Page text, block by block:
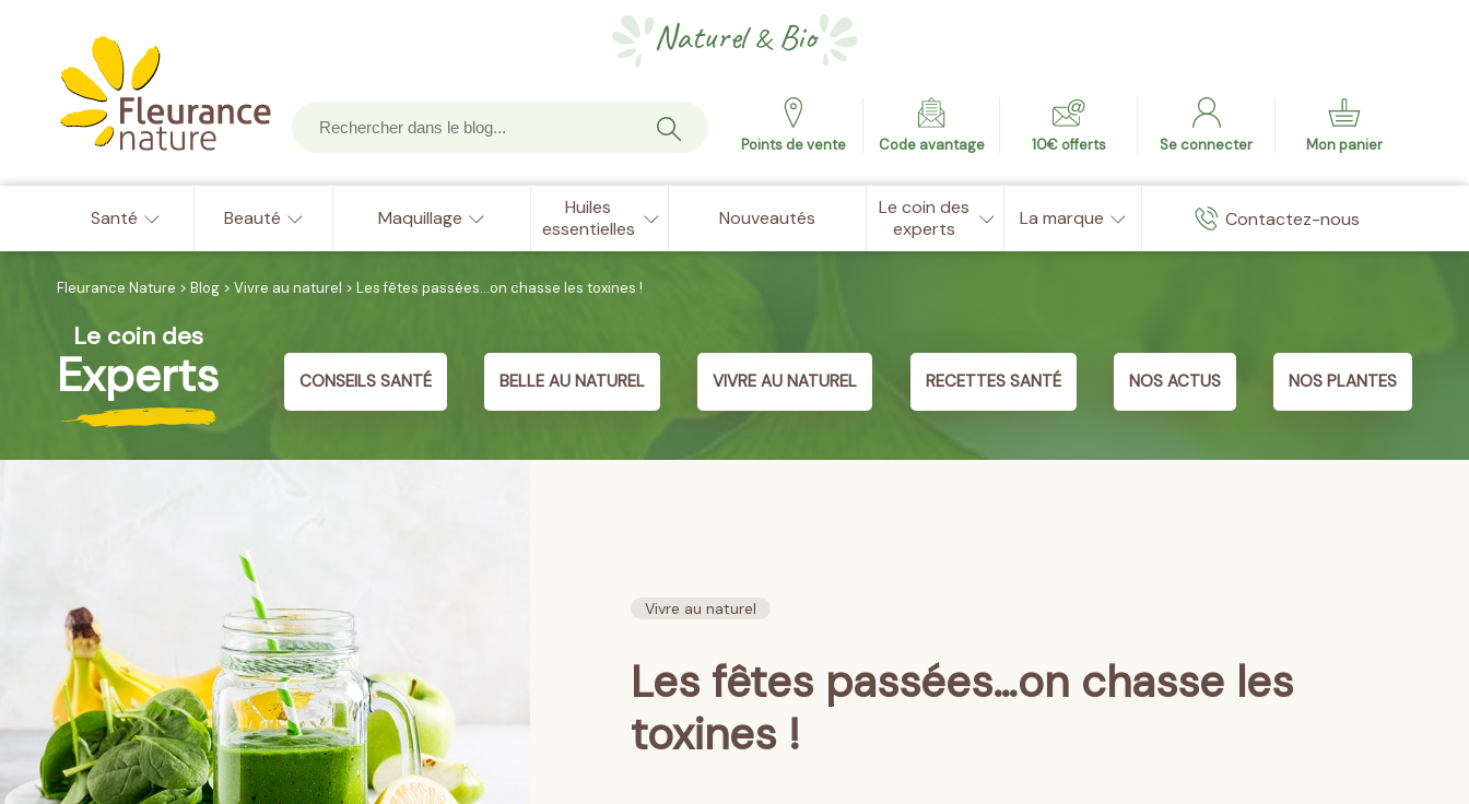
Naturel&Bio
Points de vente Code avantage 10€ offerts Se connecter Mon panier
Santé Beauté Maquillage
Huiles
essentielles
Nouveautés
Le coin des
experts
La marque Contactez-nous
Fleurance Nature > Blog > Vivre au naturel > Les fêtes passées…on chasse les toxines !
Le coin des
Experts CONSEILS SANTÉ BELLE AU NATUREL VIVRE AU NATUREL RECETTES SANTÉ NOS ACTUS NOS PLANTES
Vivre au naturel
Les fêtes passées…on chasse les
toxines !